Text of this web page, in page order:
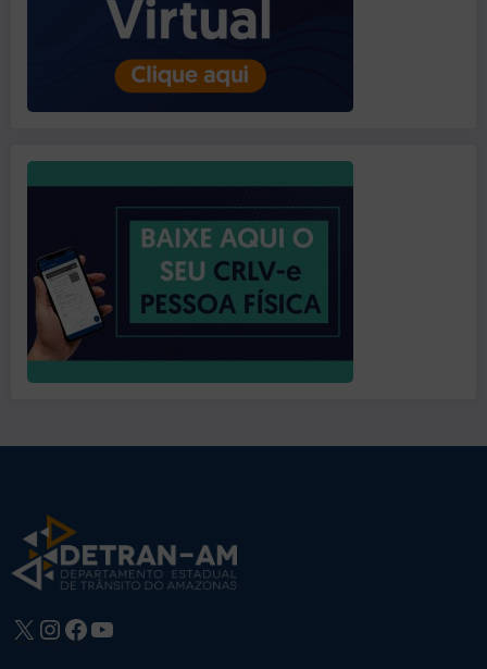
X Instagram
Facebook
Youtube